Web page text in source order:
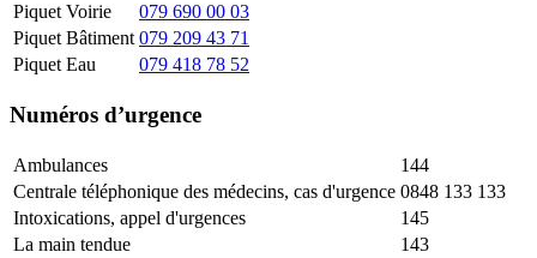
Piquet Voirie
079 690 00 03
Piquet Bâtiment 079 209 43 71
Piquet Eau
079 418 78 52
Numéros d’urgence
Ambulances
144
Centrale téléphonique des médecins, cas d'urgence 0848 133 133
Intoxications, appel d'urgences
145
La main tendue
143